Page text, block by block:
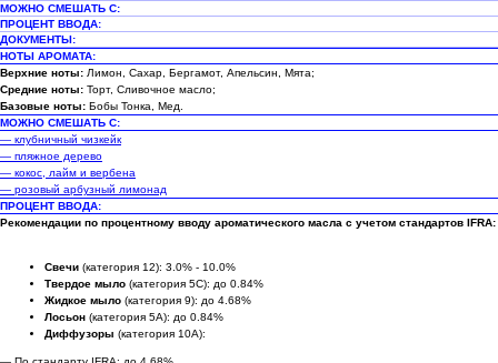
МОЖНО СМЕШАТЬ С:
ПРОЦЕНТ ВВОДА:
ДОКУМЕНТЫ:
НОТЫ АРОМАТА:
Верхние ноты: Лимон, Сахар, Бергамот, Апельсин, Мята;
Средние ноты: Торт, Сливочное масло;
Базовые ноты: Бобы Тонка, Мед.
МОЖНО СМЕШАТЬ С:
— клубничный чизкейк
— пляжное дерево
— кокос, лайм и вербена
— розовый арбузный лимонад
ПРОЦЕНТ ВВОДА:
Рекомендации по процентному вводу ароматического масла с учетом стандартов IFRA:
Свечи (категория 12): 3.0% - 10.0%
Твердое мыло (категория 5C): до 0.84%
Жидкое мыло (категория 9): до 4.68%
Лосьон (категория 5A): до 0.84%
Диффузоры (категория 10A):